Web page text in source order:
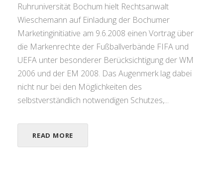
Ruhruniversität Bochum hielt Rechtsanwalt
Wieschemann auf Einladung der Bochumer
Marketinginitiative am 9.6.2008 einen Vortrag über
die Markenrechte der Fußballverbände FIFA und
UEFA unter besonderer Berücksichtigung der WM
2006 und der EM 2008. Das Augenmerk lag dabei
nicht nur bei den Möglichkeiten des
selbstverständlich notwendigen Schutzes,...
READ MORE